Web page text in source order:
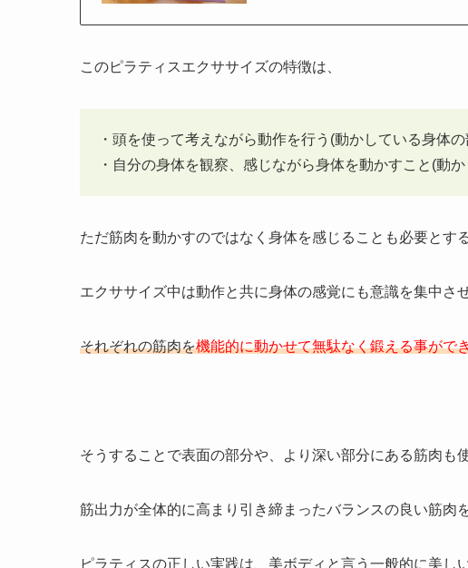
このピラティスエクササイズの特徴は、
・頭を使って考えながら動作を行う(動かしている身体
・自分の身体を観察、感じながら身体を動かすこと(動
ただ筋肉を動かすのではなく身体を感じることも必要とす
エクササイズ中は動作と共に身体の感覚にも意識を集中さ
それぞれの筋肉を機能的に動かせて無駄なく鍛える事がで
そうすることで表面の部分や、より深い部分にある筋肉も
筋出力が全体的に高まり引き締まったバランスの良い筋肉
ピラティスの正しい実践は、美ボディと言う一般的に美